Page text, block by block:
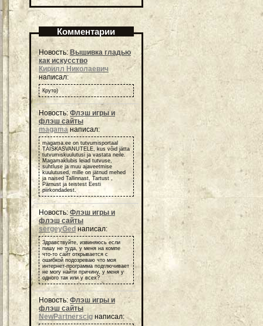
Комментарии
Новость: Вышивка гладью
как искусство
Кирилл Николаевич
написал:
Круто)
Новость:Флэш игры и
флэш сайты
magama написал:
magama.ee on tutvumisportaal
TÄISKASVANUTELE, kus võid jätta
tutvumiskuulutusi ja vastata neile.
Magamaklubis leiad tutvuse,
suhtluse ja muu ajaveetmise
kuulutused, mille on jätnud mehed
ja naised Tallinnast, Tartust ,
Pärnust ja teistest Eesti
piirkondadest.
Новость: Флэш игры и
флэш сайты
sergeyGed написал:
Здравствуйте, извиняюсь если
пишу не туда, у меня на компе
что-то сайт открывается с
ошибкой подозреваю что моя
интернет-программа подглючивает
не могу найти причину, у меня у
одного так или у всех?
Новость: Флэш игры и
флэш сайты
NewPartnerscig написал: